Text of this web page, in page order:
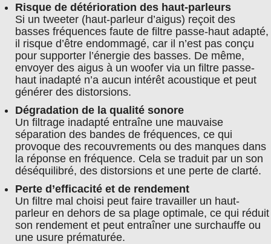
Risque de détérioration des haut-parleurs
Si un tweeter (haut-parleur d’aigus) reçoit des
basses fréquences faute de filtre passe-haut adapté,
il risque d’être endommagé, car il n’est pas conçu
pour supporter l’énergie des basses. De même,
envoyer des aigus à un woofer via un filtre passe-
haut inadapté n’a aucun intérêt acoustique et peut
générer des distorsions.
Dégradation de la qualité sonore
Un filtrage inadapté entraîne une mauvaise
séparation des bandes de fréquences, ce qui
provoque des recouvrements ou des manques dans
la réponse en fréquence. Cela se traduit par un son
déséquilibré, des distorsions et une perte de clarté.
Perte d’efficacité et de rendement
Un filtre mal choisi peut faire travailler un haut-
parleur en dehors de sa plage optimale, ce qui réduit
son rendement et peut entraîner une surchauffe ou
une usure prématurée.